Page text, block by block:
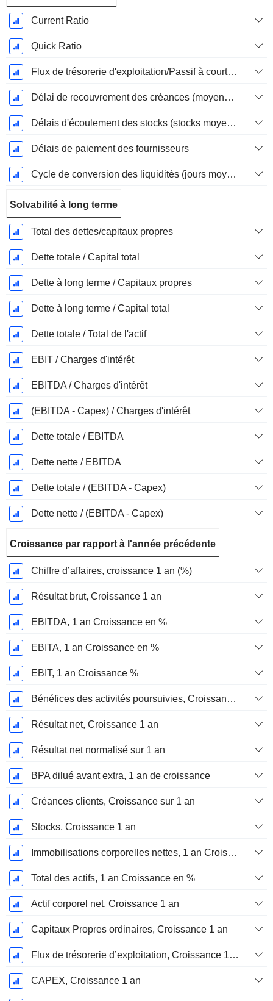
Current Ratio
Quick Ratio
Flux de trésorerie d'exploitation/Passif à court terme
Délai de recouvrement des créances (moyenne des créances)
Délais d'écoulement des stocks (stocks moyens)
Délais de paiement des fournisseurs
Cycle de conversion des liquidités (jours moyens)
Solvabilité à long terme
Total des dettes/capitaux propres
Dette totale / Capital total
Dette à long terme / Capitaux propres
Dette à long terme / Capital total
Dette totale / Total de l'actif
EBIT / Charges d'intérêt
EBITDA / Charges d'intérêt
(EBITDA - Capex) / Charges d'intérêt
Dette totale / EBITDA
Dette nette / EBITDA
Dette totale / (EBITDA - Capex)
Dette nette / (EBITDA - Capex)
Croissance par rapport à l'année précédente
Chiffre d’affaires, croissance 1 an (%)
Résultat brut, Croissance 1 an
EBITDA, 1 an Croissance en %
EBITA, 1 an Croissance en %
EBIT, 1 an Croissance %
Bénéfices des activités poursuivies, Croissance 1 an
Résultat net, Croissance 1 an
Résultat net normalisé sur 1 an
BPA dilué avant extra, 1 an de croissance
Créances clients, Croissance sur 1 an
Stocks, Croissance 1 an
Immobilisations corporelles nettes, 1 an Croissance
Total des actifs, 1 an Croissance en %
Actif corporel net, Croissance 1 an
Capitaux Propres ordinaires, Croissance 1 an
Flux de trésorerie d’exploitation, Croissance 1 an
CAPEX, Croissance 1 an